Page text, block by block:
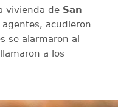
vivienda deSan
agentes, acudieron
se alarmaron al
a los